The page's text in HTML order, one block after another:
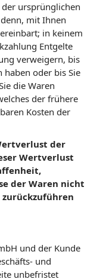
ursprünglichen
mit Ihnen
in keinem
Entgelte
verweigern, bis
oder bis Sie
die Waren
der frühere
Kosten der
der
Wertverlust
der Waren nicht
und der Kunde
und
unbefristet